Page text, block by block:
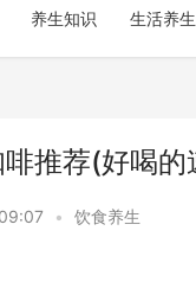
养生知识 生活养生
推荐(好喝
• 饮食养生